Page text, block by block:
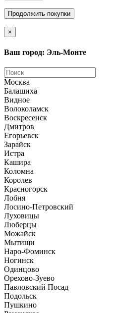
Продолжить покупки
×
Ваш город: Эль-Монте
Москва
Балашиха
Видное
Волоколамск
Воскресенск
Дмитров
Егорьевск
Зарайск
Истра
Кашира
Коломна
Королев
Красногорск
Лобня
Лосино-Петровский
Луховицы
Люберцы
Можайск
Мытищи
Наро-Фоминск
Ногинск
Одинцово
Орехово-Зуево
Павловский Посад
Подольск
Пушкино